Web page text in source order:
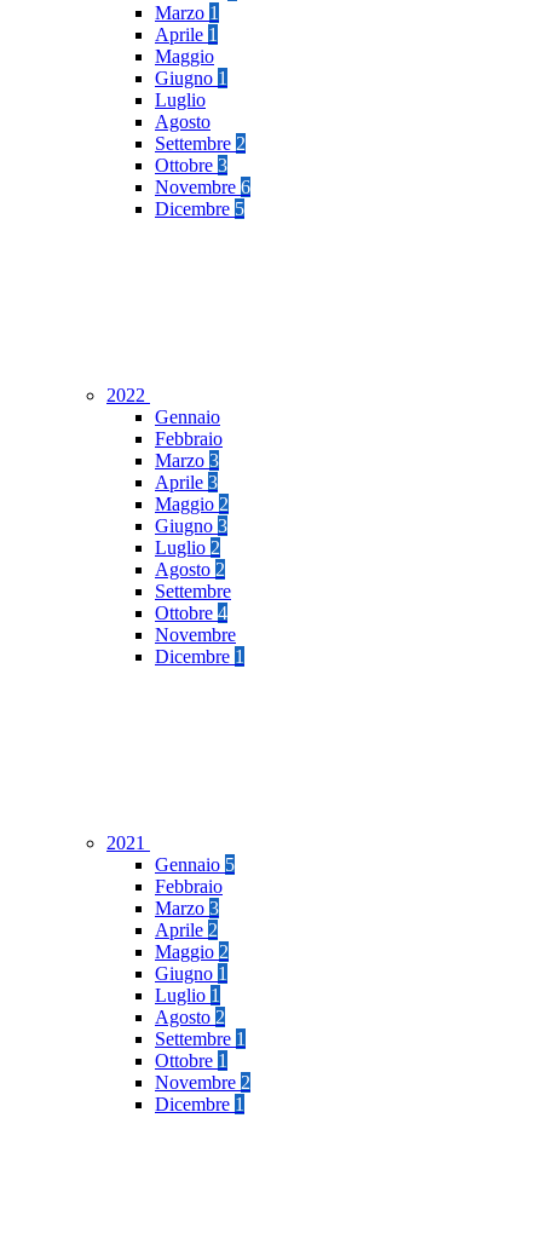
Marzo 1
Aprile 1
Maggio
Giugno 1
Luglio
Agosto
Settembre 2
Ottobre 3
Novembre 6
Dicembre 5
2022
Gennaio
Febbraio
Marzo 3
Aprile 3
Maggio 2
Giugno 3
Luglio 2
Agosto 2
Settembre
Ottobre 4
Novembre
Dicembre 1
2021
Gennaio 5
Febbraio
Marzo 3
Aprile 2
Maggio 2
Giugno 1
Luglio 1
Agosto 2
Settembre 1
Ottobre 1
Novembre 2
Dicembre 1